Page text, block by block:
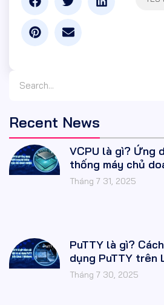
Recent News
VCPU là gì? Ứng
thống máy chủ
Tháng 7 31, 2025
PuTTY là gì?
dụng PuTTY trên
Tháng 7 30, 2025